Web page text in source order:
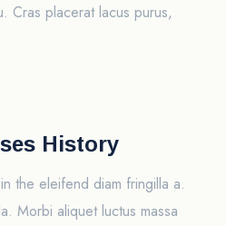
Cras placerat lacus purus,
History
the eleifend diam fringilla a.
Morbi aliquet luctus massa